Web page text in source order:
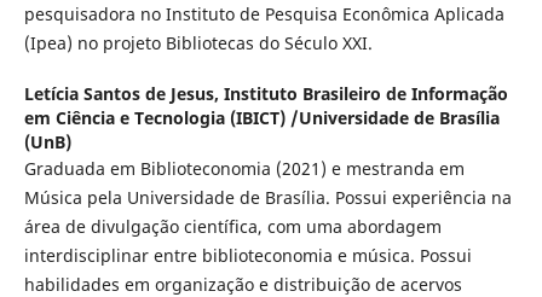
pesquisadora no Instituto de Pesquisa Econômica Aplicada
(Ipea) no projeto Bibliotecas do Século XXI.
Letícia Santos de Jesus, Instituto Brasileiro de Informação
em Ciência e Tecnologia (IBICT) /Universidade de Brasília
(UnB)
Graduada em Biblioteconomia (2021) e mestranda em
Música pela Universidade de Brasília. Possui experiência na
área de divulgação científica, com uma abordagem
interdisciplinar entre biblioteconomia e música. Possui
habilidades em organização e distribuição de acervos